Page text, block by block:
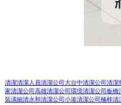
清潔清潔人員清潔公司大台中清潔公司清潔
家清潔公司高雄清潔公司環境清潔公司板橋
裝潢細清永和清潔公司小港清潔公司楠梓清